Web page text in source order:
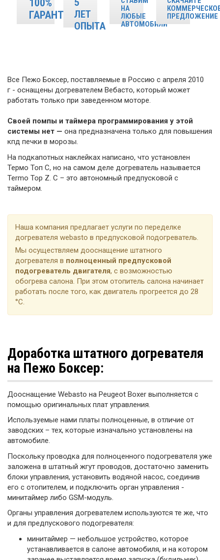
100%
ГАРАНТИЯ
5
ЛЕТ
ОПЫТА
НА
ЛЮБЫЕ
АВТОМОБИЛИ
ПРЕДЛОЖЕНИЕ
Все Пежо Боксер, поставляемые в Россию с апреля 2010
г - оснащены догревателем Вебасто, который может
работать только при заведенном моторе.
Своей помпы и таймера программирования у этой
системы нет — она предназначена только для повышения
кпд печки в морозы.
На подкапотных наклейках написано, что установлен
Термо Топ С, но на самом деле догреватель называется
Termo Top Z. С – это автономный предпусковой с
таймером.
Наша компания предлагает услуги по переделке
догревателя webasto в предпусковой подогреватель.
Мы осуществляем дооснащение штатного
догревателя в полноценный предпусковой
подогреватель двигателя, с возможностью
обогрева салона. При этом отопитель салона начинает
работать после того, как двигатель прогреется до 28
°C.
Доработка штатного догревателя
на Пежо Боксер:
Дооснащение Webasto на Peugeot Boxer выполняется с
помощью оригинальных плат управления.
Используемые нами платы полноценные, в отличие от
заводских – тех, которые изначально установлены на
автомобиле.
Поскольку проводка для полноценного подогревателя уже
заложена в штатный жгут проводов, достаточно заменить
блоки управления, установить водяной насос, соединив
его с отопителем, и подключить орган управления -
минитаймер либо GSM-модуль.
Органы управления догревателем используются те же, что
и для предпускового подогревателя:
минитаймер — небольшое устройство, которое
устанавливается в салоне автомобиля, и на котором